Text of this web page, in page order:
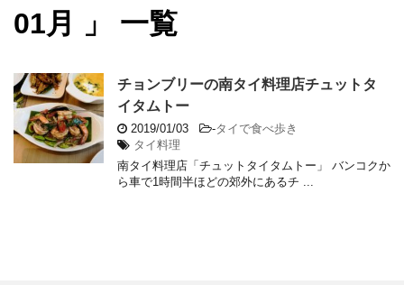
01月 」 一覧
チョンブリーの南タイ料理店チュットタ
イタムトー
2019/01/03 -タイで食べ歩き
タイ料理
南タイ料理店「チュットタイタムトー」 バンコクか
ら車で1時間半ほどの郊外にあるチ ...